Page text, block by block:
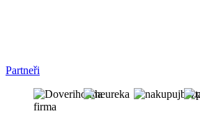
Partneři